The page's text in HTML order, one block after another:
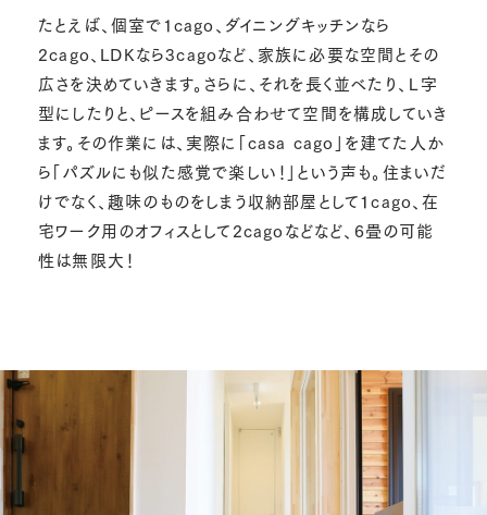
たとえば、個室で1cago、ダイニングキッチンなら
2cago、LDKなら3cagoなど、家族に必要な空間とその
広さを決めていきます。さらに、それを長く並べたり、Ｌ字
型にしたりと、ピースを組み合わせて空間を構成していき
ます。その作業には、実際に「casa cago」を建てた人か
ら「パズルにも似た感覚で楽しい！」という声も。住まいだ
けでなく、趣味のものをしまう収納部屋として１cago、在
宅ワーク用のオフィスとして2cagoなどなど、6畳の可能
性は無限大！